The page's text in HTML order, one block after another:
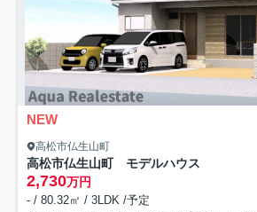
NEW
高松市仏生山町
高松市仏生山町 モデルハウス
2,730万円
- / 80.32㎡ / 3LDK /予定